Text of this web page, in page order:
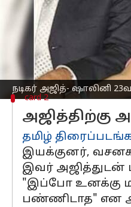
நடிகர் அஜித்- ஷாலினி
தெரியுமா?
நடிகர்
ஷூட்டிங் போதே
card 2
தமிழ்
இயக்குனர்,
இவர் அஜித்துடன்
"இப்போ உனக்கு
பண்ணிடாத" என